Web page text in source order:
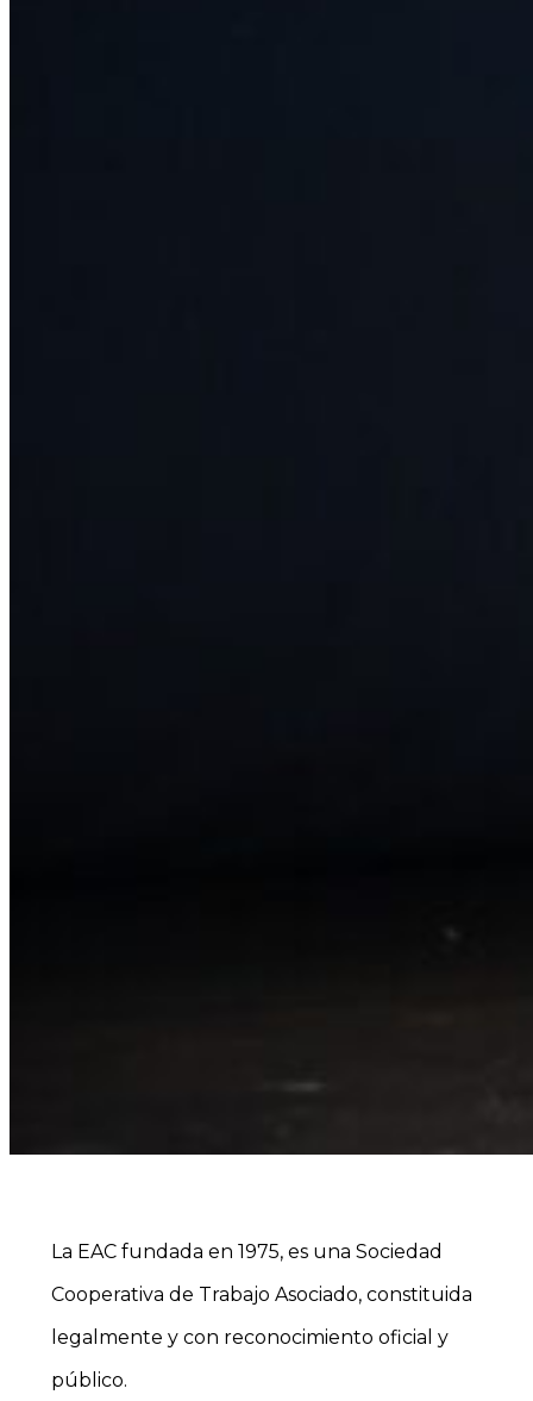
La EAC fundada en 1975, es una Sociedad
Cooperativa de Trabajo Asociado, constituida
legalmente y con reconocimiento oficial y
público.